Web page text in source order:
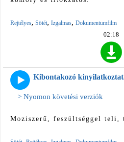
Rejtélyes, Sötét, Izgalmas, Dokumentumfilm
02:18
Kibontakozó
> Nyomon követési verziók
Moziszerű, feszültséggel teli,